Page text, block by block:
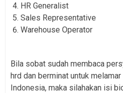
HR Generalist
Sales Representative
Warehouse Operator
Bila sobat sudah membaca
hrd dan berminat untuk
Indonesia, maka silahakan isi